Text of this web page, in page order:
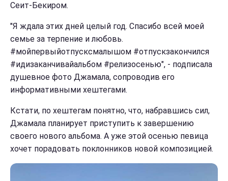
Сеит-Бекиром.
"Я ждала этих дней целый год. Спасибо всей моей
семье за терпение и любовь.
#мойпервыйотпусксмалышом #отпускзакончился
#идизаканчивайальбом #релизосенью", - подписала
душевное фото Джамала, сопроводив его
информативными хештегами.
Кстати, по хештегам понятно, что, набравшись сил,
Джамала планирует приступить к завершению
своего нового альбома. А уже этой осенью певица
хочет порадовать поклонников новой композицией.